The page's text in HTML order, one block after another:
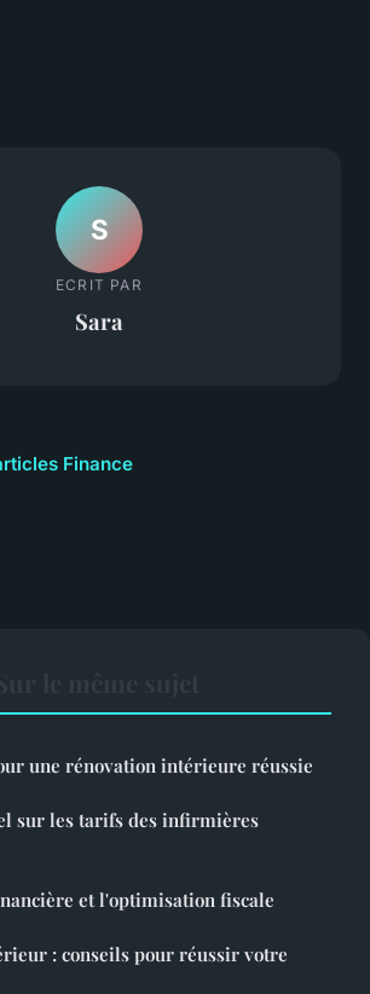
S
ECRIT PAR
Sara
Finance
une rénovation intérieure réussie
sur les tarifs des infirmières
et l'optimisation fiscale
: conseils pour réussir votre